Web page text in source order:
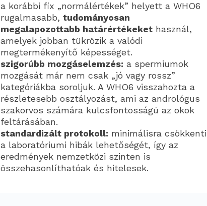
a korábbi fix „normálértékek” helyett a WHO6
rugalmasabb,tudományosan
megalapozottabb határértékeket használ,
amelyek jobban tükrözik a valódi
megtermékenyítő képességet.
szigorúbb mozgáselemzés: a spermiumok
mozgását már nem csak „jó vagy rossz”
kategóriákba soroljuk. A WHO6 visszahozta a
részletesebb osztályozást, ami az andrológus
szakorvos számára kulcsfontosságú az okok
feltárásában.
standardizált protokoll: minimálisra csökkenti
a laboratóriumi hibák lehetőségét, így az
eredmények nemzetközi szinten is
összehasonlíthatóak és hitelesek.